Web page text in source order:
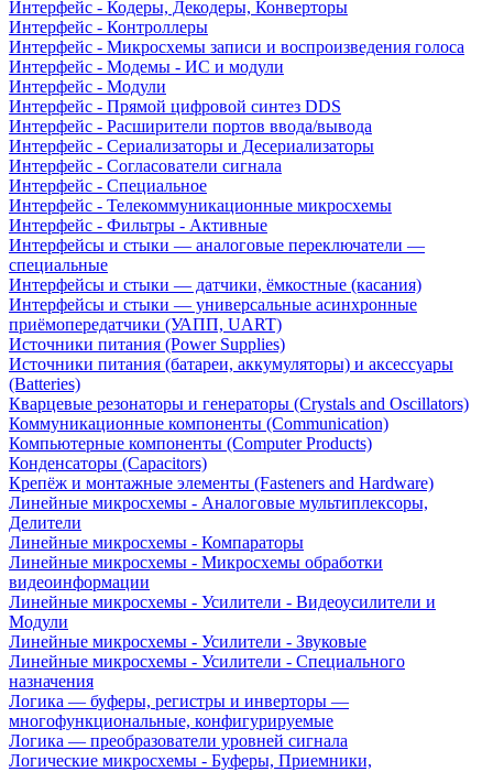
Интерфейс - Кодеры, Декодеры, Конверторы
Интерфейс - Контроллеры
Интерфейс - Микросхемы записи и воспроизведения голоса
Интерфейс - Модемы - ИС и модули
Интерфейс - Модули
Интерфейс - Прямой цифровой синтез DDS
Интерфейс - Расширители портов ввода/вывода
Интерфейс - Сериализаторы и Десериализаторы
Интерфейс - Согласователи сигнала
Интерфейс - Специальное
Интерфейс - Телекоммуникационные микросхемы
Интерфейс - Фильтры - Активные
Интерфейсы и стыки — аналоговые переключатели —
специальные
Интерфейсы и стыки — датчики, ёмкостные (касания)
Интерфейсы и стыки — универсальные асинхронные
приёмопередатчики (УАПП, UART)
Источники питания (Power Supplies)
Источники питания (батареи, аккумуляторы) и аксессуары
(Batteries)
Кварцевые резонаторы и генераторы (Crystals and Oscillators)
Коммуникационные компоненты (Communication)
Компьютерные компоненты (Computer Products)
Конденсаторы (Capacitors)
Крепёж и монтажные элементы (Fasteners and Hardware)
Линейные микросхемы - Аналоговые мультиплексоры,
Делители
Линейные микросхемы - Компараторы
Линейные микросхемы - Микросхемы обработки
видеоинформации
Линейные микросхемы - Усилители - Видеоусилители и
Модули
Линейные микросхемы - Усилители - Звуковые
Линейные микросхемы - Усилители - Специального
назначения
Логика — буферы, регистры и инверторы —
многофункциональные, конфигурируемые
Логика — преобразователи уровней сигнала
Логические микросхемы - Буферы, Приемники,